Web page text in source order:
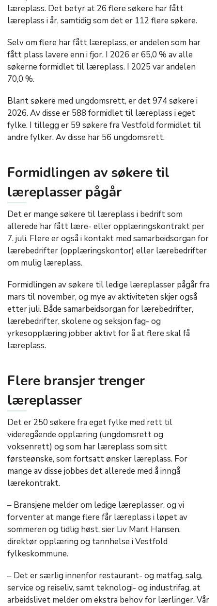
læreplass. Det betyr at 26 flere søkere har fått
læreplass i år, samtidig som det er 112 flere søkere.
Selv om flere har fått læreplass, er andelen som har
fått plass lavere enn i fjor. I 2026 er 65,0 % av alle
søkerne formidlet til læreplass. I 2025 var andelen
70,0 %.
Blant søkere med ungdomsrett, er det 974 søkere i
2026. Av disse er 588 formidlet til læreplass i eget
fylke. I tillegg er 59 søkere fra Vestfold formidlet til
andre fylker. Av disse har 56 ungdomsrett.
Formidlingen av søkere til
læreplasser pågår
Det er mange søkere til læreplass i bedrift som
allerede har fått lære- eller opplæringskontrakt per
7. juli. Flere er også i kontakt med samarbeidsorgan for
lærebedrifter (opplæringskontor) eller lærebedrifter
om mulig læreplass.
Formidlingen av søkere til ledige læreplasser pågår fra
mars til november, og mye av aktiviteten skjer også
etter juli. Både samarbeidsorgan for lærebedrifter,
lærebedrifter, skolene og seksjon fag- og
yrkesopplæring jobber aktivt for å at flere skal få
læreplass.
Flere bransjer trenger
læreplasser
Det er 250 søkere fra eget fylke med rett til
videregående opplæring (ungdomsrett og
voksenrett) og som har læreplass som sitt
førsteønske, som fortsatt ønsker læreplass. For
mange av disse jobbes det allerede med å inngå
lærekontrakt.
– Bransjene melder om ledige læreplasser, og vi
forventer at mange flere får læreplass i løpet av
sommeren og tidlig høst, sier Liv Marit Hansen,
direktør opplæring og tannhelse i Vestfold
fylkeskommune.
– Det er særlig innenfor restaurant- og matfag, salg,
service og reiseliv, samt teknologi- og industrifag, at
arbeidslivet melder om ekstra behov for lærlinger. Vår